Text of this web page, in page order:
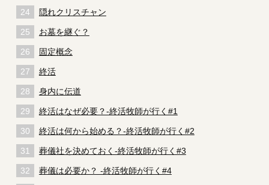
隠れクリスチャン
お墓を継ぐ？
固定概念
終活
身内に伝道
終活はなぜ必要？-終活牧師が行く#1
終活は何から始める？-終活牧師が行く#2
葬儀社を決めておく-終活牧師が行く#3
葬儀は必要か？ -終活牧師が行く#4